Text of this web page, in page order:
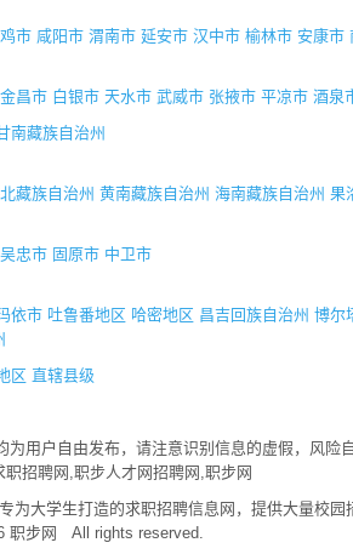
市 咸阳市 渭南市 延安市 汉中市 榆林市 安康市
金昌市 白银市 天水市 武威市 张掖市 平凉市 酒泉
南藏族自治州
藏族自治州 黄南藏族自治州 海南藏族自治州 果
吴忠市 固原市 中卫市
依市 吐鲁番地区 哈密地区 昌吉回族自治州 博尔
区 直辖县级
为用户自由发布，请注意识别信息的虚假，风
招聘网,职步人才网招聘网,职步网
为大学生打造的求职招聘信息网，提供大量校
职步网 All rights reserved.